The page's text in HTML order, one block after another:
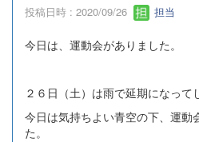
投稿日時 : 2020/09/26 担当
今日は、運動会がありました。
２６日（土）は雨で延期になって
今日は気持ちよい青空の下、運動
た。